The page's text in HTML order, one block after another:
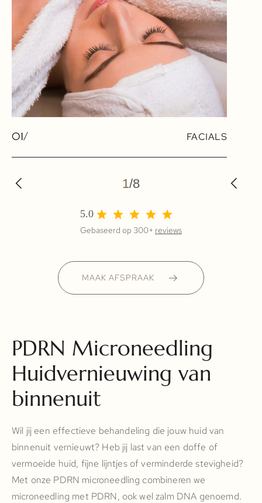
1/8
01/ FACIALS
5.0
Gebaseerd op 300+ reviews
MAAK AFSPRAAK
PDRN Microneedling
Huidvernieuwing van
binnenuit
Wil jij een effectieve behandeling die jouw huid van
binnenuit vernieuwt? Heb jij last van een doffe of
vermoeide huid, fijne lijntjes of verminderde stevigheid?
Met onze PDRN microneedling combineren we
microneedling met PDRN, ook wel zalm DNA genoemd.